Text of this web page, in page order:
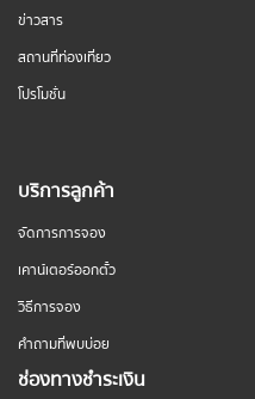
ข่าวสาร
สถานที่ท่องเที่ยว
โปรโมชั่น
บริการลูกค้า
จัดการการจอง
เคาน์เตอร์ออกตั๋ว
วิธีการจอง
คำถามที่พบบ่อย
ช่องทางชำระเงิน